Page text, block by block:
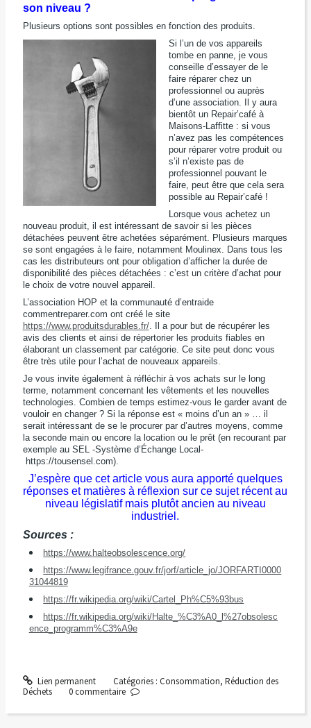
son niveau ?
Plusieurs options sont possibles en fonction des produits.
Si l’un de vos appareils
tombe en panne, je vous
conseille d’essayer de le
faire réparer chez un
professionnel ou auprès
d’une association. Il y aura
bientôt un Repair’café à
Maisons-Laffitte : si vous
n’avez pas les compétences
pour réparer votre produit ou
s’il n’existe pas de
professionnel pouvant le
faire, peut être quecela sera
possible au Repair’café !
Lorsque vous achetez un
nouveau produit, il est intéressant de savoir si les pièces
détachées peuvent être achetées séparément. Plusieurs marques
se sont engagées à le faire, notamment Moulinex. Dans tous les
cas les distributeurs ont pour obligation d’afficher la durée de
disponibilité des pièces détachées : c’est un critère d’achat pour
le choix de votre nouvel appareil.
L’association HOP et la communauté d’entraide
commentreparer.com ont créé le site
https://www.produitsdurables.fr/. Il a pour but de récupérer les
avis des clients et ainsi de répertorier les produits fiables en
élaborant un classement par catégorie. Ce site peut donc vous
être très utile pour l’achat de nouveaux appareils.
Je vous invite également à réfléchir à vos achats sur le long
terme, notamment concernant les vêtements et les nouvelles
technologies. Combien de temps estimez-vous le garder avant de
vouloir en changer ? Si la réponse est « moins d’un an » … il
serait intéressant de se le procurer par d’autres moyens, comme
la seconde main ou encore la location ou le prêt (en recourant par
exemple au SEL -Système d’Échange Local-
https://tousensel.com).
J’espère que cet article vous aura apporté quelques
réponses et matières à réflexion sur ce sujet récent au
niveau législatif mais plutôt ancien au niveau
industriel.
Sources :
https://www.halteobsolescence.org/
https://www.legifrance.gouv.fr/jorf/article_jo/JORFARTI0000
31044819
https://fr.wikipedia.org/wiki/Cartel_Ph%C5%93bus
https://fr.wikipedia.org/wiki/Halte_%C3%A0_l%27obsolesc
ence_programm%C3%A9e
Lien permanent Catégories : Consommation, Réduction des
Déchets
0commentaire